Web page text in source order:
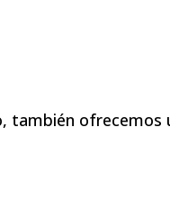
también ofrecemos